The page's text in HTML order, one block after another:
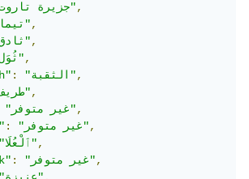
"جزيرة تاروت",
"تيماء",
"ثادق",
"ثُوَل",
: "الثقبة",
"طريف",
"غير متوفر",
: "غير متوفر",
"ٱلْعُلَا",
: "غير متوفر",